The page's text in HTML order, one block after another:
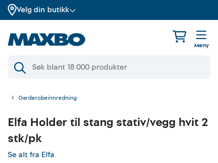
Velg din butikk
Meny
Garderobeinnredning
Elfa Holder til stang stativ/vegg hvit 2
stk/pk
Se alt fra Elfa